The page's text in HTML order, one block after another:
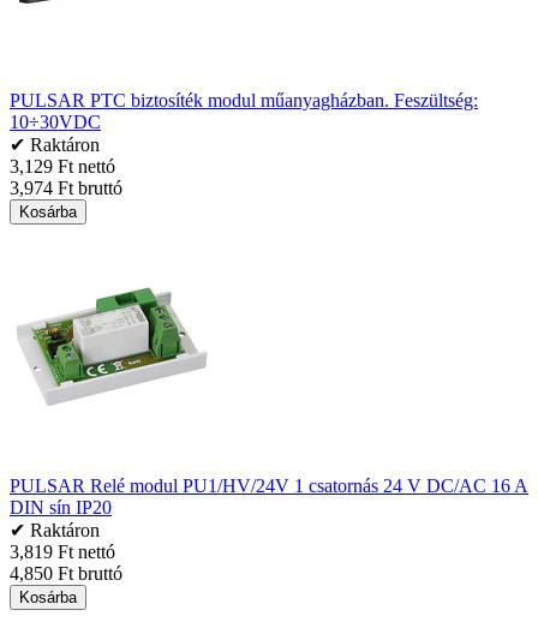
PULSAR PTC biztosíték modul műanyagházban. Feszültség:
10÷30VDC
✔ Raktáron
3,129 Ft nettó
3,974 Ft bruttó
Kosárba
PULSAR Relé modul PU1/HV/24V 1 csatornás 24 V DC/AC 16 A
DIN sín IP20
✔ Raktáron
3,819 Ft nettó
4,850 Ft bruttó
Kosárba